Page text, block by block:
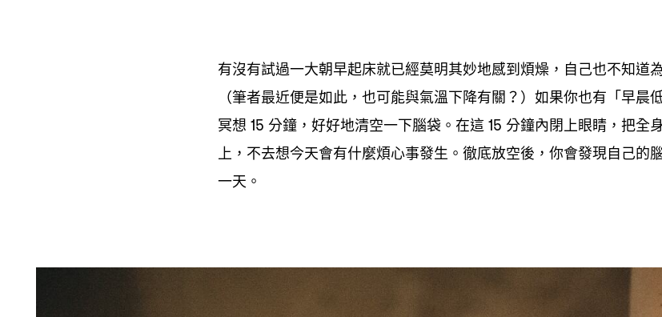
有沒有試過一大朝早起床就已經莫明其妙地感到煩燥 ， 自己也不知道
（筆者最近便是如此 ， 也可能與氣溫下降有關？） 如果你也有「早晨
冥想 15 分鐘 ， 好好地清空一下腦袋。在這15 分鐘內閉上眼睛 ， 把全
上 ， 不去想今天會有什麼煩心事發生。徹底放空後 ， 你會發現自己的
一天。